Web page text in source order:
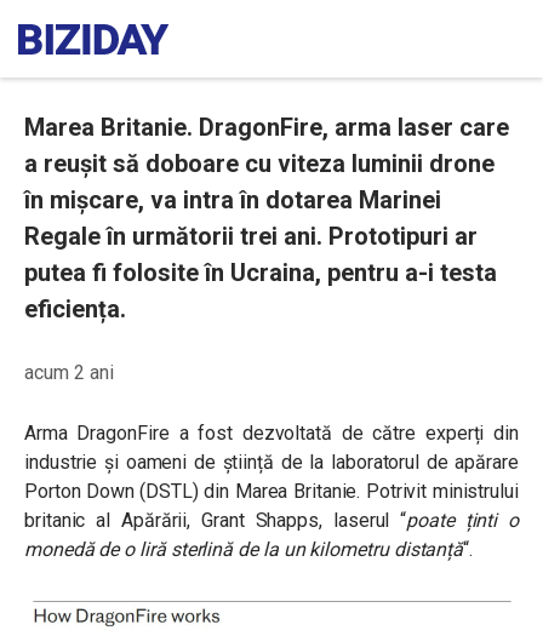
Marea Britanie. DragonFire, arma laser care
a reușit să doboare cu viteza luminii drone
în mișcare, va intra în dotarea Marinei
Regale în următorii trei ani. Prototipuri ar
putea fi folosite în Ucraina, pentru a-i testa
eficiența.
acum 2 ani
Arma DragonFire a fost dezvoltată de către experți din
industrie și oameni de știință de la laboratorul de apărare
Porton Down (DSTL) din Marea Britanie. Potrivit ministrului
britanic al Apărării, Grant Shapps, laserul“poate ținti o
monedă de o liră sterlină de la un kilometru distanță“.